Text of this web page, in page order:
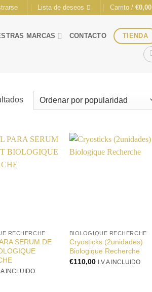
Lista de deseos Carrito /€0,00
MARCAS CONTACTO TIENDA
Ordenado
por
RECHERCHE
SERUM DE
INCLUIDO
BIOLOGIQUE RECHERCHE
Cryosticks (2unidades)
Biologique Recherche
€110,00 I.V.A INCLUIDO